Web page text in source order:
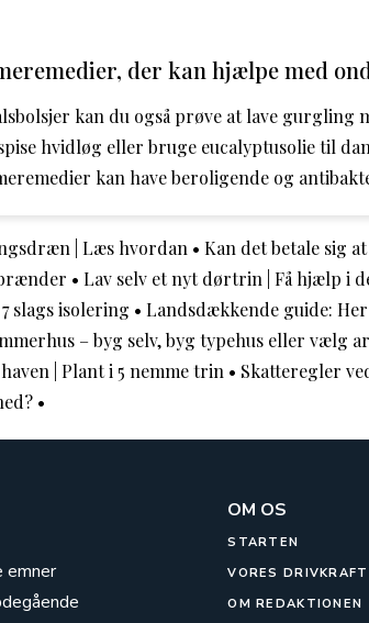
der kan hjælpe med
kan du også prøve at lave gurgling
hvidløg eller bruge eucalyptusolie til
kan have beroligende og
| Læs hvordan • Kan det betale sig
• Lav selv et nyt dørtrin | Få hjælp i
slags isolering • Landsdækkende guide:
– byg selv, byg typehus eller vælg
| Plant i 5 nemme trin • Skatteregler
•
emner
OM OS
STARTEN
VORES DRIVKRAFT
OM REDAKTIONEN